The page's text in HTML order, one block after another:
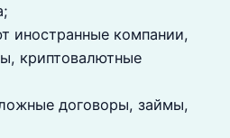
иностранные компании,
криптовалютные
договоры, займы,